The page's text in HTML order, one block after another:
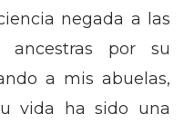
negada a las
ancestras por su
a mis abuelas,
vida ha sido una